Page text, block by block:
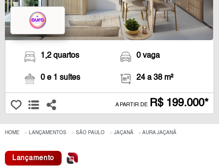
1,2 quartos
0 e 1 suítes
0 vaga
24 a 38 m²
A PARTIR DE R$ 199.000*
HOME LANÇAMENTOS SÃO PAULO JAÇANÃ AURA JAÇANÃ
Lançamento